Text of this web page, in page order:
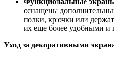
оснащены
полки, крючки или
их еще более удобными и
Уход за декоративными